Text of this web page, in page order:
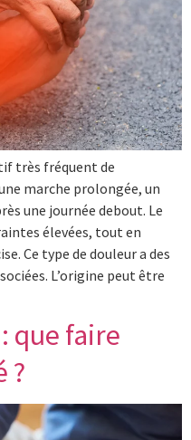
très fréquent de
marche prolongée, un
une journée debout. Le
élevées, tout en
Ce type de douleur a des
L’origine peut être
que faire
?